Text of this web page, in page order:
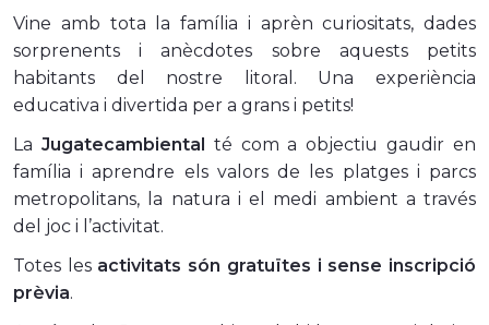
Vine amb tota la família i aprèn curiositats, dades
sorprenents i anècdotes sobre aquests petits
habitants del nostre litoral. Una experiència
educativa i divertida per a grans i petits!
La Jugatecambiental té com a objectiu gaudir en
família i aprendre els valors de les platges i parcs
metropolitans, la natura i el medi ambient a través
del joc i l’activitat.
Totes les activitats són gratuïtes i sense inscripció
prèvia.